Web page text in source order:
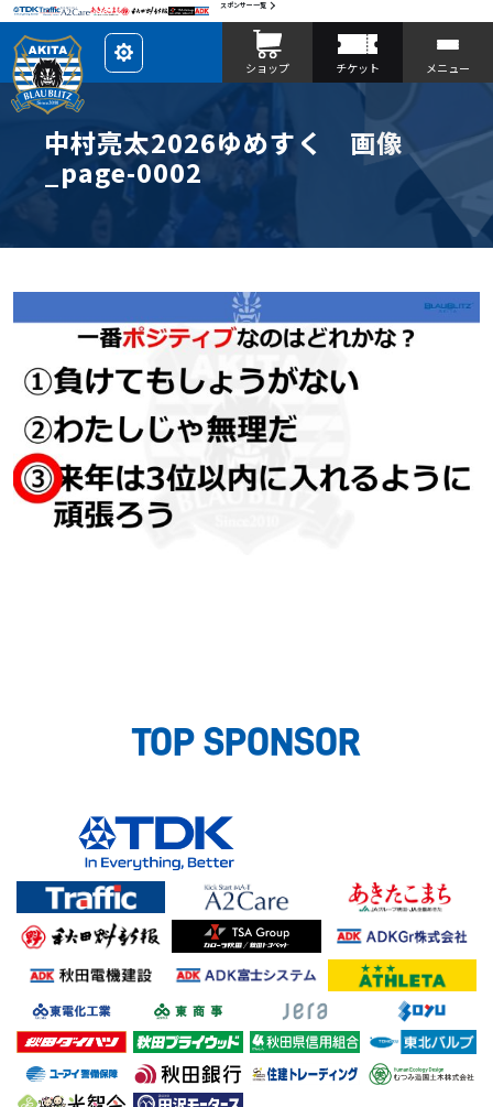
スポンサー一覧
レ
イ
ア
を
カ
ス
タ
マ
ショップ チケット メニュー
中村亮太2026ゆめすく 画像
_page-0002
TOP SPONSOR